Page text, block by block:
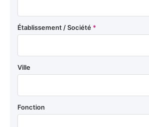
Établissement / Société *
Ville
Fonction